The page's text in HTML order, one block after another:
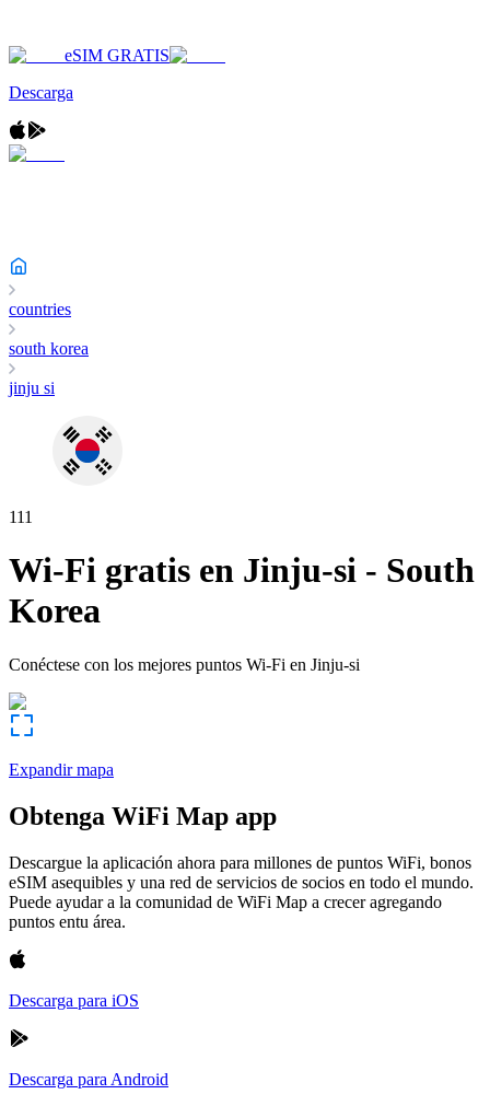
eSIM GRATIS
Descarga
countries
south korea
jinju si
111
Wi-Fi gratis en Jinju-si - South
Korea
Conéctese con los mejores puntos Wi-Fi en Jinju-si
Expandir mapa
Obtenga WiFi Map app
Descargue la aplicación ahora para millones de puntos WiFi, bonos
eSIM asequibles y una red de servicios de socios en todo el mundo.
Puede ayudar a la comunidad de WiFi Map a crecer agregando
puntos entu área.
Descarga para iOS
Descarga para Android